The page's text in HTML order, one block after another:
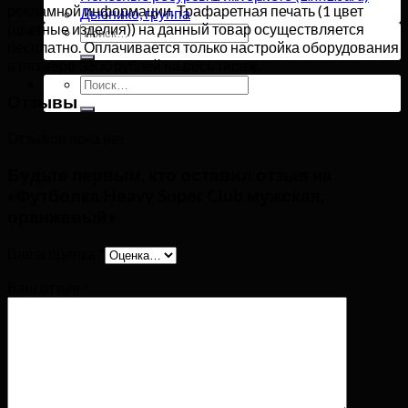
Дьюнико, группа
Искать:
Искать:
рекламной информации. Трафаретная печать (1 цвет
(цветные изделия)) на данный товар осуществляется
бесплатно. Оплачивается только настройка оборудования
в размере 3800 рублей на весь тираж.
Отзывы